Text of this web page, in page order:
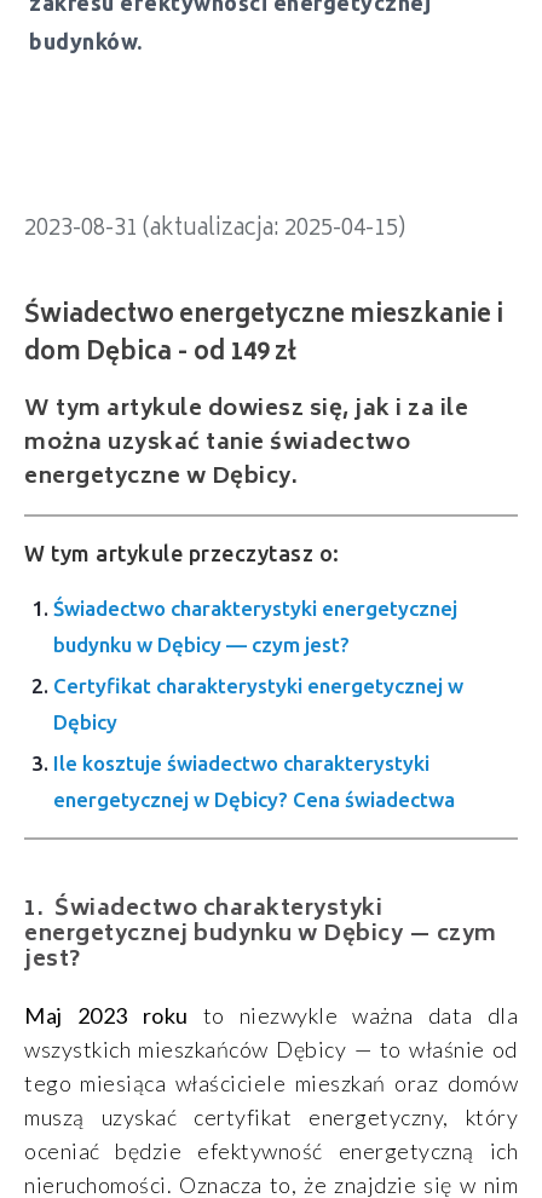
budynków.
2023-08-31 (aktualizacja: 2025-04-15)
Świadectwo energetyczne mieszkanie i
W tym artykule dowiesz się, jak i za ile
można uzyskać tanie świadectwo
energetyczne w Dębicy.
W tym artykule przeczytasz o:
Świadectwo charakterystyki energetycznej
budynku w Dębicy — czym jest?
Certyfikat charakterystyki energetycznej w
Dębicy
Ile kosztuje świadectwo charakterystyki
energetycznej w Dębicy? Cena świadectwa
Świadectwo charakterystyki
energetycznej budynku w Dębicy — czym
jest?
Maj 2023 roku to niezwykle ważna data dla
wszystkich mieszkańców Dębicy — to właśnie od
tego miesiąca właściciele mieszkań oraz domów
muszą uzyskać certyfikat energetyczny, który
oceniać będzie efektywność energetyczną ich
nieruchomości. Oznacza to, że znajdzie się w nim